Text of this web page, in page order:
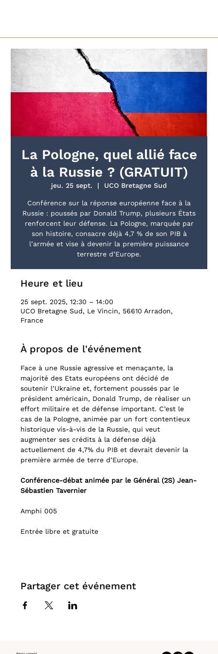
La Pologne, quel allié face
à la Russie ? (GRATUIT)
jeu. 25 sept.
  |
UCO Bretagne Sud
Conférence sur la réponse européenne face à la
Russie : poussés par Donald Trump, plusieurs États
renforcent leur défense. La Pologne, marquée par
son histoire, consacre déjà 4,7 % de son PIB à
l’armée et vise à devenir la première puissance
terrestre d’Europe.
Heure et lieu
25 sept. 2025, 12:30 – 14:00
UCO Bretagne Sud, Le Vincin, 56610 Arradon,
France
À propos de l'événement
Face à une Russie agressive et menaçante, la
majorité des Etats européens ont décidé de
soutenir l’Ukraine et, fortement poussés par le
président américain, Donald Trump, de réaliser un
effort militaire et de défense important. C’est le
cas de la Pologne, animée par un fort contentieux
historique vis-à-vis de la Russie, qui veut
augmenter ses crédits à la défense déjà
actuellement de 4,7% du PIB et devrait devenir la
première armée de terre d’Europe.
Conférence-débat animée par le Général (2S) Jean-
Sébastien Tavernier
Amphi 005
Entrée libre et gratuite
Partager cet événement
Restez connecté